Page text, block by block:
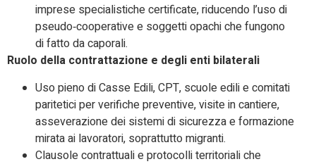
imprese specialistiche certificate, riducendo l’uso di
pseudo‑cooperative e soggetti opachi che fungono
di fatto da caporali.​
Ruolo della contrattazione e degli enti bilaterali
Uso pieno di Casse Edili, CPT, scuole edili e comitati
paritetici per verifiche preventive, visite in cantiere,
asseverazione dei sistemi di sicurezza e formazione
mirata ai lavoratori, soprattutto migranti.
Clausole contrattuali e protocolli territoriali che